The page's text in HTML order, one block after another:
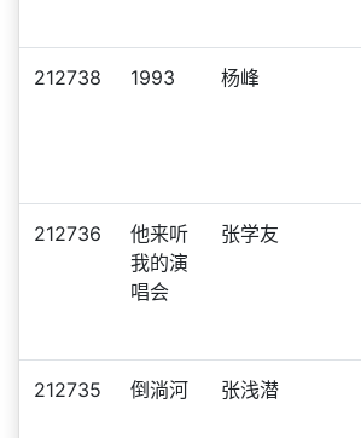
212738 1993 杨峰
212736
他来听
我的演
唱会
张学友
212735 倒淌河 张浅潜